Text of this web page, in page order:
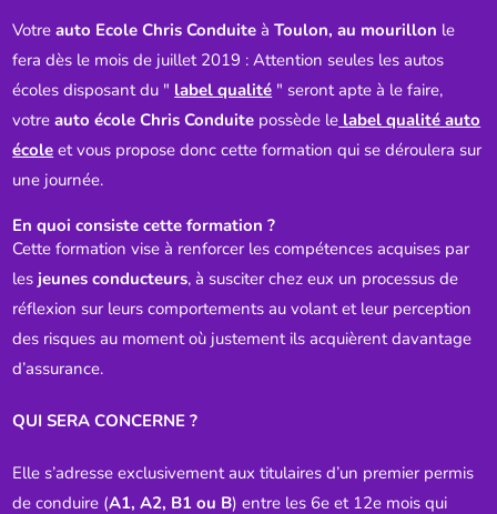
Votre auto Ecole Chris Conduite àToulon, au mourillon le
fera dès le mois de juillet 2019 : Attention seules les autos
écoles disposant du " label qualité " seront apte à le faire,
votreauto école Chris Conduite possède le label qualité auto
école et vous propose donc cette formation qui se déroulera sur
une journée.
En quoi consiste cette formation ?
Cette formation vise à renforcer les compétences acquises par
les jeunes conducteurs, à susciter chez eux un processus de
réflexion sur leurs comportements au volant et leur perception
des risques au moment où justement ils acquièrent davantage
d’assurance.
QUI SERA CONCERNE ?
Elle s’adresse exclusivement aux titulaires d’un premier permis
de conduire (A1, A2, B1 ou B) entre les 6e et 12e mois qui